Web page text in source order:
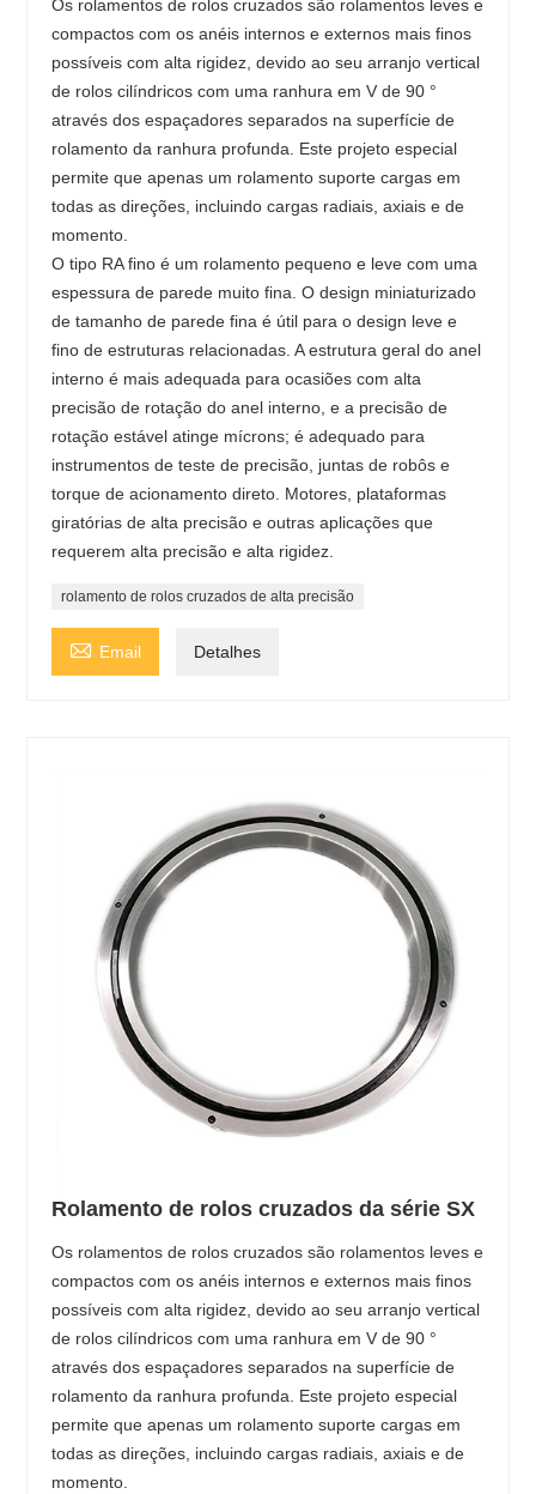
Os rolamentos de rolos cruzados são rolamentos leves e
compactos com os anéis internos e externos mais finos
possíveis com alta rigidez, devido ao seu arranjo vertical
de rolos cilíndricos com uma ranhura em V de 90 °
através dos espaçadores separados na superfície de
rolamento da ranhura profunda. Este projeto especial
permite que apenas um rolamento suporte cargas em
todas as direções, incluindo cargas radiais, axiais e de
momento.
O tipo RA fino é um rolamento pequeno e leve com uma
espessura de parede muito fina. O design miniaturizado
de tamanho de parede fina é útil para o design leve e
fino de estruturas relacionadas. A estrutura geral do anel
interno é mais adequada para ocasiões com alta
precisão de rotação do anel interno, e a precisão de
rotação estável atinge mícrons; é adequado para
instrumentos de teste de precisão, juntas de robôs e
torque de acionamento direto. Motores, plataformas
giratórias de alta precisão e outras aplicações que
requerem alta precisão e alta rigidez.
rolamento de rolos cruzados de alta precisão
 Email Detalhes
Rolamento de rolos cruzados da série SX
Os rolamentos de rolos cruzados são rolamentos leves e
compactos com os anéis internos e externos mais finos
possíveis com alta rigidez, devido ao seu arranjo vertical
de rolos cilíndricos com uma ranhura em V de 90 °
através dos espaçadores separados na superfície de
rolamento da ranhura profunda. Este projeto especial
permite que apenas um rolamento suporte cargas em
todas as direções, incluindo cargas radiais, axiais e de
momento.